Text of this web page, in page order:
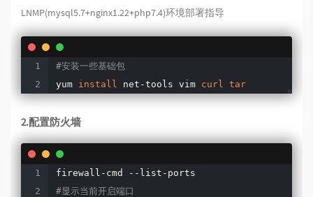
LNMP(mysql5.7+nginx1.22+php7.4)环境部署指导
#安装一些基础包
yum install net-tools vim curl tar
2.配置防火墙
#显示当前开启端口